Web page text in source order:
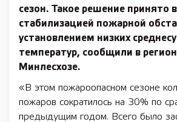
сезон. Такое решение принято в
стабилизацией пожарной
установлением низких
температур, сообщили в
Минлесхозе.
«В этом пожароопасном сезоне
пожаров сократилось на 30% по
предыдущим годом. Всего было